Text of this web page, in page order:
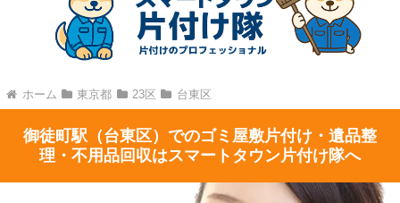
ホーム 東京都 23区 台東区
御徒町駅（台東区）でのゴミ屋敷片付け・遺品整
理・不用品回収はスマートタウン片付け隊へ